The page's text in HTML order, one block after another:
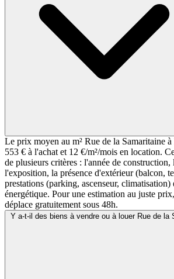
Le prix moyen au m² Rue de la Samaritaine
553 € à l'achat et 12 €/m²/mois en location.
de plusieurs critères : l'année de construction,
l'exposition, la présence d'extérieur (balcon,
prestations (parking, ascenseur, climatisation)
énergétique. Pour une estimation au juste
déplace gratuitement sous 48h.
Y a-t-il des biens à vendre ou à louer Rue de la